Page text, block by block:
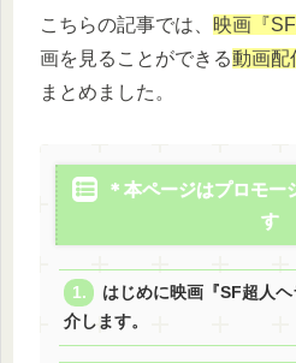
こちらの記事では、 映画『
画を見ることができる動画配
まとめました。
＊本ページはプロモー
す
はじめに映画『SF超人
介します。